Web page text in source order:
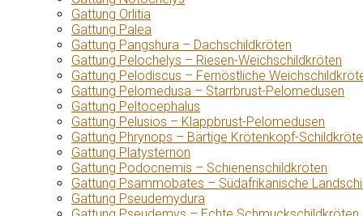
Gattung Orlitia
Gattung Palea
Gattung Pangshura – Dachschildkröten
Gattung Pelochelys – Riesen-Weichschildkröten
Gattung Pelodiscus – Fernöstliche
Gattung Pelomedusa – Starrbrust-Pelomedusen
Gattung Peltocephalus
Gattung Pelusios – Klappbrust-Pelomedusen
Gattung Phrynops – Bärtige Krötenkopf-
Gattung Platysternon
Gattung Podocnemis – Schienenschildkröten
Gattung Psammobates – Südafrikanische
Gattung Pseudemydura